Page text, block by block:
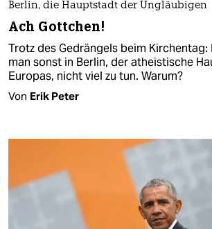
Berlin, die Hauptstadt der Ungläubigen
Ach Gottchen!
Trotz des Gedrängels beim
man sonst in Berlin, der atheistische
Europas, nicht viel zu tun. Warum?
Von Erik Peter